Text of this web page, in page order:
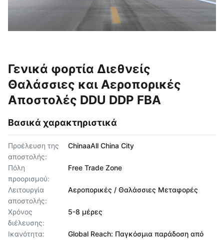
Γενικά φορτία Διεθνείς
Θαλάσσιες και Αεροπορικές
Αποστολές DDU DDP FBA
Βασικά χαρακτηριστικά
Προέλευση της
αποστολής:
ChinaaAll China City
Πόλη
προορισμού:
Free Trade Zone
Λειτουργία
αποστολής:
Αεροπορικές / Θαλάσσιες Μεταφορές
Χρόνος
διέλευσης:
5-8 μέρες
Ικανότητα:
Global Reach: Παγκόσμια παράδοση από